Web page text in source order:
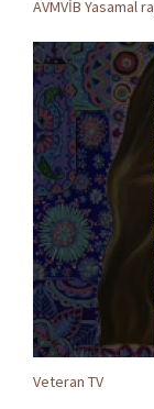
AVMVİB Yasamal
Veteran TV